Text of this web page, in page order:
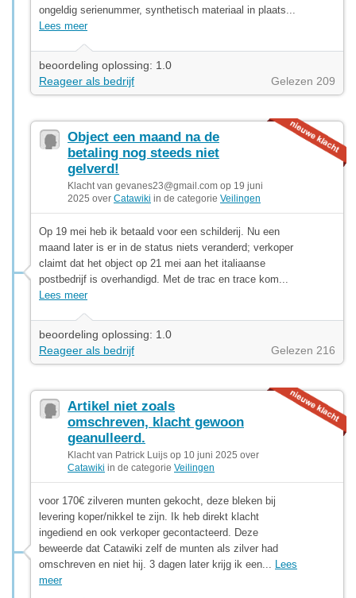
ongeldig serienummer, synthetisch materiaal in plaats...
Lees meer
beoordeling oplossing: 1.0
Reageer als bedrijf
Gelezen 209
Object een maand na de
betaling nog steeds niet
gelverd!
Klacht van gevanes23@gmail.com op 19 juni
2025 over Catawiki in de categorie Veilingen
Op 19 mei heb ik betaald voor een schilderij. Nu een
maand later is er in de status niets veranderd; verkoper
claimt dat het object op 21 mei aan het italiaanse
postbedrijf is overhandigd. Met de trac en trace kom...
Lees meer
beoordeling oplossing: 1.0
Reageer als bedrijf
Gelezen 216
Artikel niet zoals
omschreven, klacht gewoon
geanulleerd.
Klacht van Patrick Luijs op 10 juni 2025 over
Catawiki in de categorie Veilingen
voor 170€ zilveren munten gekocht, deze bleken bij
levering koper/nikkel te zijn. Ik heb direkt klacht
ingediend en ook verkoper gecontacteerd. Deze
beweerde dat Catawiki zelf de munten als zilver had
omschreven en niet hij. 3 dagen later krijg ik een... Lees
meer